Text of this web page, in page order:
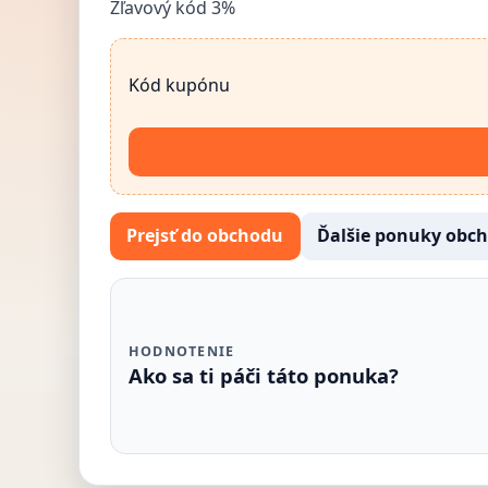
Zľavový kód 3%
Kód kupónu
Prejsť do obchodu Ďalšie ponuky
HODNOTENIE
Ako sa ti páči táto ponuka?